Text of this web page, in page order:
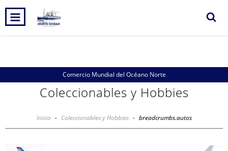
INICIO 0
Comercio Mundial del Océano Norte
Coleccionables y Hobbies
Inicio - Coleccionables y Hobbies - breadcrumbs.autos